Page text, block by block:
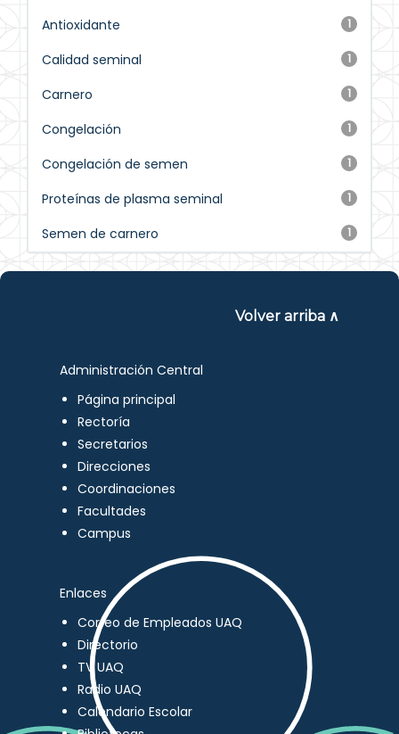
1
Antioxidante
1
Calidad seminal
1
Carnero
1
Congelación
1
Congelación de semen
1
Proteínas de plasma seminal
1
Semen de carnero
Volver arriba ∧
Administración Central
Página principal
Rectoría
Secretarios
Direcciones
Coordinaciones
Facultades
Campus
Enlaces
Correo de Empleados UAQ
Directorio
TV UAQ
Radio UAQ
Calendario Escolar